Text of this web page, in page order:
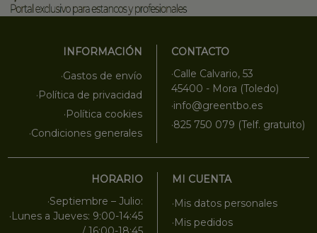
INFORMACIÓN
·Gastos de envío
·Política de privacidad
·Política cookies
·Condiciones generales
CONTACTO
·Calle Calvario, 53
45400 - Mora (Toledo)
·info@greentbo.es
·825 750 079 (Telf. gratuito)
HORARIO
·Septiembre – Julio:
·Lunes a Jueves: 9:00-14:45
MI CUENTA
·Mis datos personales
·Mis pedidos